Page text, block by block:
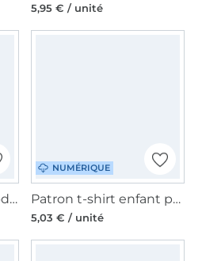
5,95 € / unité
Patron short enfant pdf Omena Näähglück, en allemand
NUMÉRIQUE
Patron t-shirt enfant pdf Meene Sew Simple, en allemand
5,03 € / unité